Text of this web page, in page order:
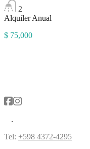
2
Alquiler Anual
$ 75,000
Tel: +598 4372-4295